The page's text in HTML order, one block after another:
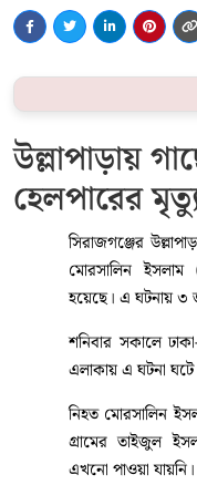
উল্লাপাড়ায়
হেলপারের
সিরাজগঞ্জের
মোরসালিন ইসলাম
হয়েছে। এ ঘটনায়
শনিবার সকালে
এলাকায় এ ঘটনা
নিহত মোরসালিন
গ্রামের তাইজুল
এখনো পাওয়া যায়নি।